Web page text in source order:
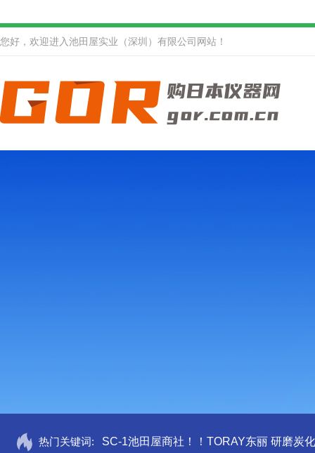
您好，欢迎进入池田屋实业（深圳）有限公司网站！
热门关键词: SC-1池田屋商社！！TORAY东丽 研磨炭